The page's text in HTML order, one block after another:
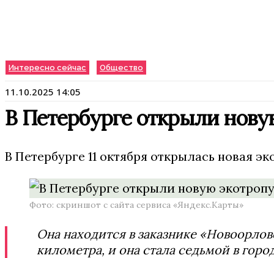
Интересно сейчас Общество
11.10.2025 14:05
В Петербурге открыли
В Петербурге 11 октября открылась новая
Фото: скриншот с сайта сервиса «Яндекс.Карты»
Она находится в заказнике
километра, и она стала седьмой в